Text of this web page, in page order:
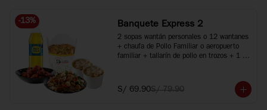
-13% Banquete Express 2
2 sopas wantán personales o 12 wantanes
+ chaufa de Pollo Familiar o aeropuerto
familiar + tallarín de pollo en trozos + 1
S/ 69.90S/ 79.90